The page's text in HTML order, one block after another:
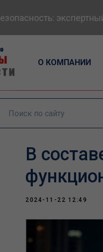
О КОМПАНИИ
В
2024-11-22 12:49